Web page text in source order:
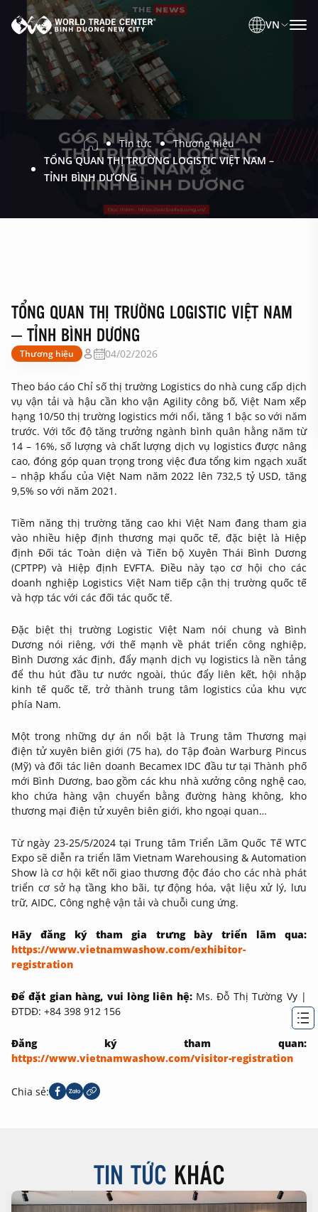
VN
Tin tức
Thương hiệu
TỔNG QUAN THỊ TRƯỜNG LOGISTIC VIỆT NAM –
TỈNH BÌNH DƯƠNG
TỔNG QUAN THỊ TRƯỜNG LOGISTIC VIỆT NAM
– TỈNH BÌNH DƯƠNG
Thương hiệu 04/02/2026
Theo báo cáo Chỉ số thị trường Logistics do nhà cung cấp dịch
vụ vận tải và hậu cần kho vận Agility công bố, Việt Nam xếp
hạng 10/50 thị trường logistics mới nổi, tăng 1 bậc so với năm
trước. Với tốc độ tăng trưởng ngành bình quân hằng năm từ
14 – 16%, số lượng và chất lượng dịch vụ logistics được nâng
cao, đóng góp quan trọng trong việc đưa tổng kim ngạch xuất
– nhập khẩu của Việt Nam năm 2022 lên 732,5 tỷ USD, tăng
9,5% so với năm 2021.
Tiềm năng thị trường tăng cao khi Việt Nam đang tham gia
vào nhiều hiệp định thương mại quốc tế, đặc biệt là Hiệp
định Đối tác Toàn diện và Tiến bộ Xuyên Thái Bình Dương
(CPTPP) và Hiệp định EVFTA. Điều này tạo cơ hội cho các
doanh nghiệp Logistics Việt Nam tiếp cận thị trường quốc tế
và hợp tác với các đối tác quốc tế.
Đặc biệt thị trường Logistic Việt Nam nói chung và Bình
Dương nói riêng, với thế mạnh về phát triển công nghiệp,
Bình Dương xác định, đẩy mạnh dịch vụ logistics là nền tảng
để thu hút đầu tư nước ngoài, thúc đẩy liên kết, hội nhập
kinh tế quốc tế, trở thành trung tâm logistics của khu vực
phía Nam.
Một trong những dự án nổi bật là Trung tâm Thương mại
điện tử xuyên biên giới (75 ha), do Tập đoàn Warburg Pincus
(Mỹ) và đối tác liên doanh Becamex IDC đầu tư tại Thành phố
mới Bình Dương, bao gồm các khu nhà xưởng công nghệ cao,
kho chứa hàng vận chuyển bằng đường hàng không, kho
thương mại điện tử xuyên biên giới, kho ngoại quan…
Từ ngày 23-25/5/2024 tại Trung tâm Triển Lãm Quốc Tế WTC
Expo sẽ diễn ra triển lãm Vietnam Warehousing & Automation
Show là cơ hội kết nối giao thương độc đáo cho các nhà phát
triển cơ sở hạ tầng kho bãi, tự động hóa, vật liệu xử lý, lưu
trữ, AIDC, Công nghệ vận tải và chuỗi cung ứng.
Hãy đăng ký tham gia trưng bày triển lãm qua:
https://www.vietnamwashow.com/exhibitor-
registration
Để đặt gian hàng, vui lòng liên hệ:Ms. Đỗ Thị Tường Vy |
ĐTDĐ: +84 398 912 156
Đăng ký tham quan:
https://www.vietnamwashow.com/visitor-registration
Chia sẻ:
TIN TỨC KHÁC